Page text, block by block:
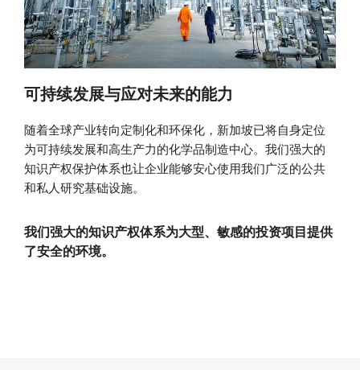
可持续发展与应对未来的能力
随着全球产业转向定制化和环保化，新加坡已将自身定位
为可持续发展和高生产力的化学品制造中心。我们强大的
知识产权保护体系也让企业能够安心使用我们广泛的公共
和私人研究基础设施。
我们强大的知识产权体系为大型、敏感的投资项目提供
了安全的环境。